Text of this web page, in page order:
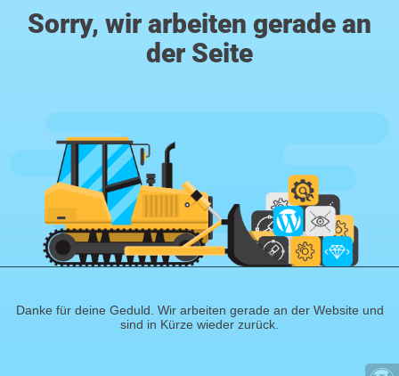
Sorry, wir arbeiten gerade an
der Seite
Danke für deine Geduld. Wir arbeiten gerade an der Website und
sind in Kürze wieder zurück.